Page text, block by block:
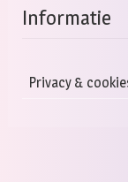
Informatie
Privacy &